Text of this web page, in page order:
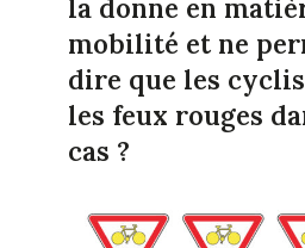
la donne en
mobilité et ne
dire que les
les feux rouges
cas ?